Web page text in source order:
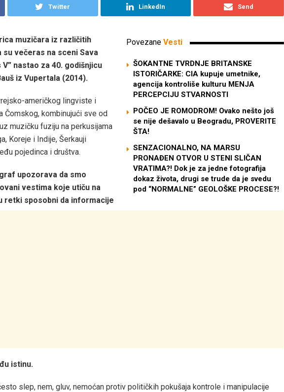
Twitter LinkedIn Send
Povezane Vesti
ŠOKANTNE TVRDNJE BRITANSKE
ISTORIČARKE: CIA kupuje umetnike,
agencija kontroliše kulturu MENJA
PERCEPCIJU STVARNOSTI
POČEO JE ROMODROM! Ovako nešto još
se nije dešavalo u Beogradu, PROVERITE
ŠTA!
SENZACIONALNO, NA MARSU
PRONAĐEN OTVOR U STENI SLIČAN
VRATIMA?! Dok je za jedne fotografija
dokaz života, drugi se trude da je svedu
pod “NORMALNE” GEOLOŠKE PROCESE?!
muzičara iz različitih
večeras na sceni Sava
nastao za 40. godišnjicu
iz Vupertala (2014).
američkog lingviste i
kombinujući sve od
muzičku fuziju na perkusijama
Koreje i Indije, Šerkauji
pojedinca i društva.
upozorava da smo
vestima koje utiču na
retki sposobni da informacije
istinu.
slep, nem, gluv, nemoćan protiv političkih pokušaja kontrole i manipulacije